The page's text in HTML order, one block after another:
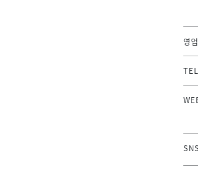
영
TEL